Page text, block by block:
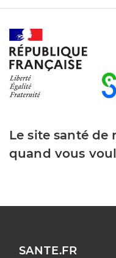
Le site santé de
quand vous
SANTE.FR